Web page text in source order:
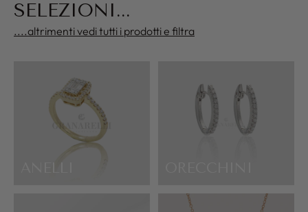
SELEZIONI...
....altrimenti vedi tutti i prodotti e filtra
ANELLI